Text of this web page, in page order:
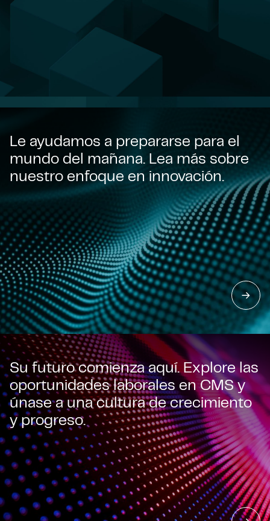
Le ayudamos a prepararse para el
mundo del mañana. Lea más sobre
nuestro enfoque en innovación.
Su futuro comienza aquí. Explore las
oportunidades laborales en CMS y
únase a una cultura de crecimiento
y progreso.